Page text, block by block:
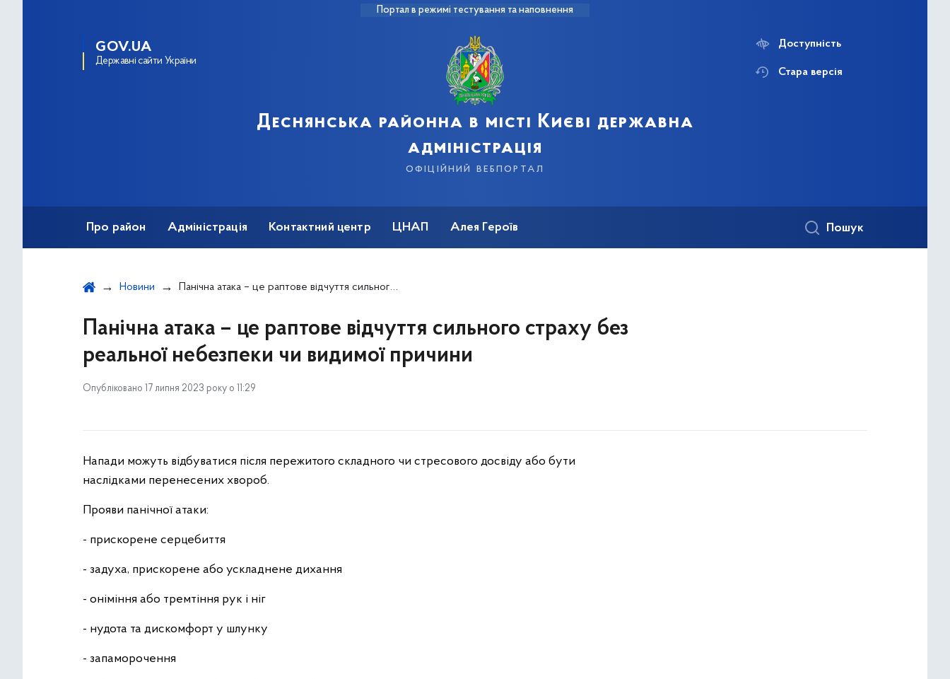
Портал в режимі тестування та наповнення
GOV.UA
Державні сайти України
Деснянська районна в місті Києві державна
адміністрація
офіційний вебпортал
Доступність
Стара версія
Про район Адміністрація Контактний центр ЦНАП Алея Героїв Пошук
Новини Панічна атака – це раптове відчуття сильного страху без реальної небезпеки чи видимої причини
Панічна атака – це раптове відчуття сильного страху без
реальної небезпеки чи видимої причини
Опубліковано 17 липня 2023 року о 11:29
Напади можуть відбуватися після пережитого складного чи стресового досвіду або бути
наслідками перенесених хвороб.
Прояви панічної атаки:
- прискорене серцебиття
- задуха, прискорене або ускладнене дихання
- оніміння або тремтіння рук і ніг
- нудота та дискомфорт у шлунку
- запаморочення